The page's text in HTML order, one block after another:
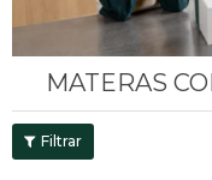
MATERAS